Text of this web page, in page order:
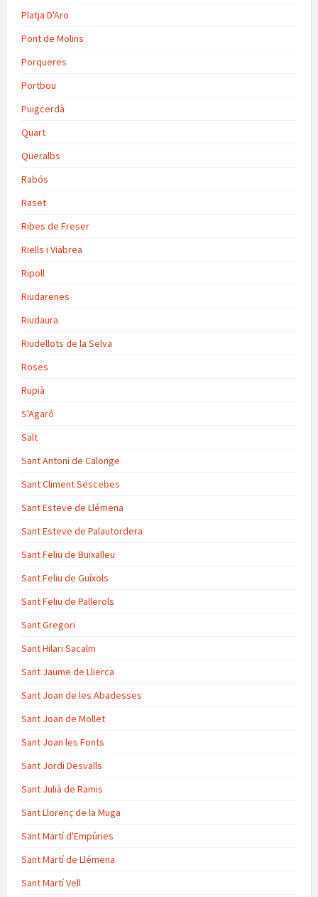
Platja D'Aro
Pont de Molins
Porqueres
Portbou
Puigcerdà
Quart
Queralbs
Rabós
Raset
Ribes de Freser
Riells i Viabrea
Ripoll
Riudarenes
Riudaura
Riudellots de la Selva
Roses
Rupià
S'Agaró
Salt
Sant Antoni de Calonge
Sant Climent Sescebes
Sant Esteve de Llémena
Sant Esteve de Palautordera
Sant Feliu de Buixalleu
Sant Feliu de Guíxols
Sant Feliu de Pallerols
Sant Gregori
Sant Hilari Sacalm
Sant Jaume de Llierca
Sant Joan de les Abadesses
Sant Joan de Mollet
Sant Joan les Fonts
Sant Jordi Desvalls
Sant Julià de Ramis
Sant Llorenç de la Muga
Sant Martí d'Empúries
Sant Martí de Llémena
Sant Martí Vell